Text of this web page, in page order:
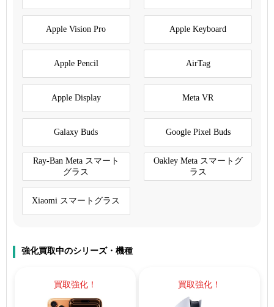
Apple Vision Pro Apple Keyboard
Apple Pencil AirTag
Apple Display Meta VR
Galaxy Buds Google Pixel Buds
Ray-Ban Meta スマート
グラス
Oakley Meta スマートグ
ラス
Xiaomi スマートグラス
強化買取中のシリーズ・機種
買取強化！ 買取強化！